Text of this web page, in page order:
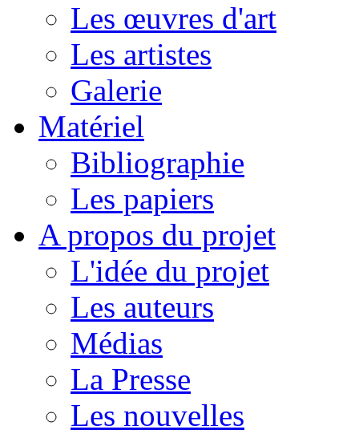
Les œuvres d'art
Les artistes
Galerie
Matériel
Bibliographie
Les papiers
A propos du projet
L'idée du projet
Les auteurs
Médias
La Presse
Les nouvelles